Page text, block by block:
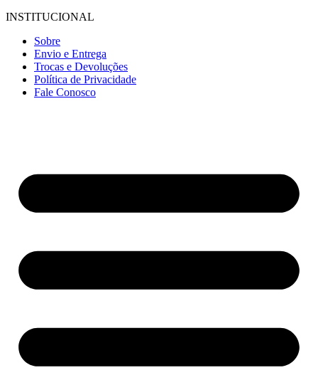
INSTITUCIONAL
Sobre
Envio e Entrega
Trocas e Devoluções
Política de Privacidade
Fale Conosco